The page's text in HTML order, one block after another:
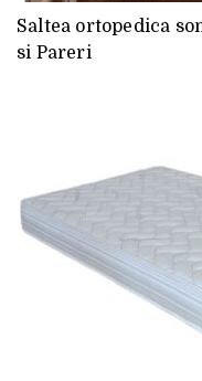
Saltea ortopedica
si Pareri